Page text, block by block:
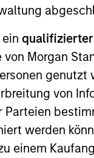
Morgan
von
werden
einem
purposes only.
future (for
has not been
to a third
any
shall we be